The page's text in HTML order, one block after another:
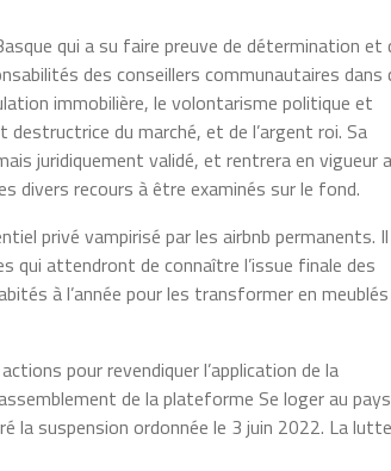
qui a su faire preuve de détermination et
des conseillers communautaires dans
immobilière, le volontarisme politique et
du marché, et de l’argent roi. Sa
juridiquement validé, et rentrera en vigueur
divers recours à être examinés sur le fond.
privé vampirisé par les airbnb permanents. Il
qui attendront de connaître l’issue finale des
à l’année pour les transformer en
pour revendiquer l’application de la
de la plateforme Se loger au
la suspension ordonnée le 3 juin 2022. La